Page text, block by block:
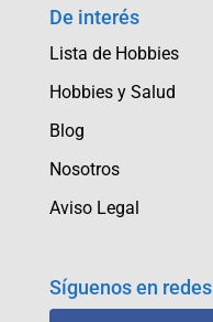
De interés
Lista de Hobbies
Hobbies y Salud
Blog
Nosotros
Aviso Legal
Síguenos en redes